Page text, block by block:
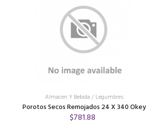
Almacen Y Bebida / Legumbres
Porotos Secos Remojados 24 X 340 Okey
$781.88